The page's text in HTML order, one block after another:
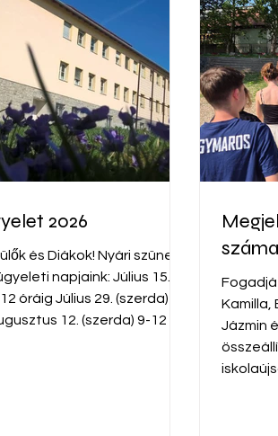
2026
és Diákok! Nyári szünet
napjaink: Július 15.
óráig Július 29. (szerda) 9-
12. (szerda) 9-12
Kamilla,
Jázmin